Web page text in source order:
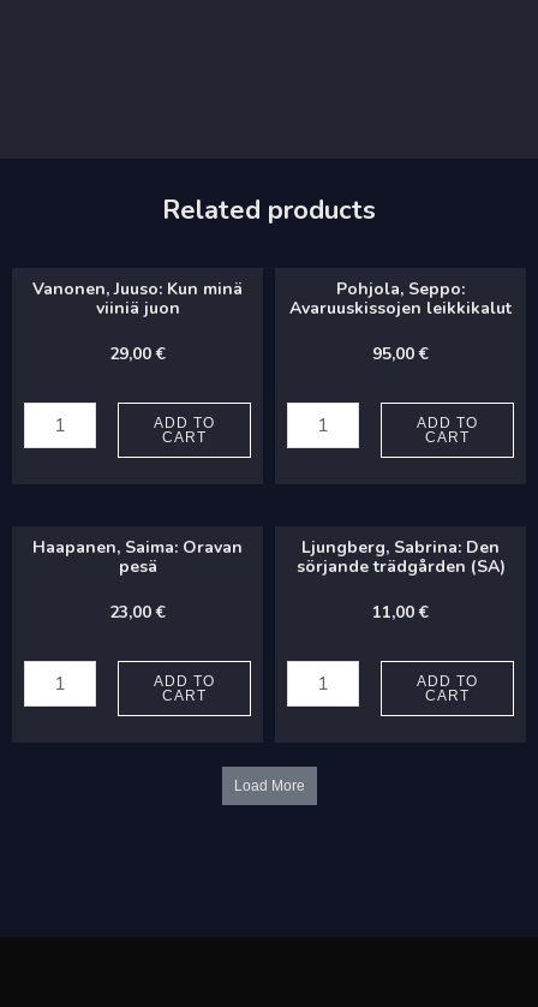
Related products
Vanonen, Juuso: Kun minä
viiniä juon
29,00€
Juuso:
juon
ADD TO
CART
Pohjola, Seppo:
Avaruuskissojen leikkikalut
95,00€
Seppo:
Avaruuskissojen
ADD TO
CART
Haapanen, Saima: Oravan
pesä
23,00€
Saima:
ADD TO
CART
Ljungberg, Sabrina: Den
sörjande trädgården (SA)
11,00€
Sabrina:
trädgården
ADD TO
CART
Load More